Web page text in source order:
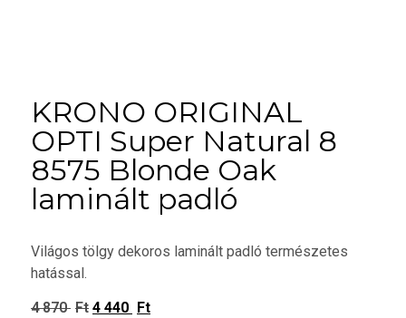
KRONO ORIGINAL
OPTI Super Natural 8
8575 Blonde Oak
laminált padló
Világos tölgy dekoros laminált padló természetes
hatással.
4 870 Ft 4 440 Ft